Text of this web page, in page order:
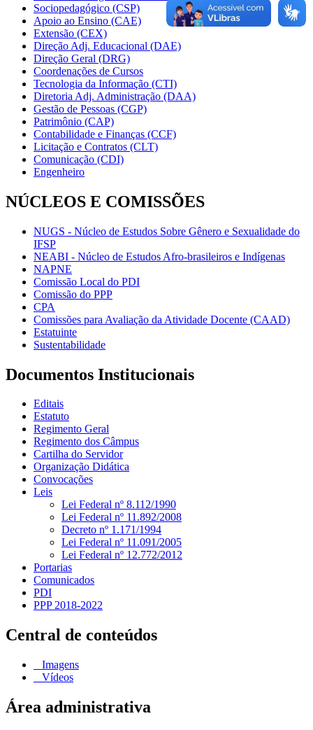
Sociopedagógico (CSP)
Apoio ao Ensino (CAE)
Extensão (CEX)
Direção Adj. Educacional (DAE)
Direção Geral (DRG)
Coordenações de Cursos
Tecnologia da Informação (CTI)
Diretoria Adj. Administração (DAA)
Gestão de Pessoas (CGP)
Patrimônio (CAP)
Contabilidade e Finanças (CCF)
Licitação e Contratos (CLT)
Comunicação (CDI)
Engenheiro
NÚCLEOS E COMISSÕES
NUGS - Núcleo de Estudos Sobre Gênero e Sexualidade do
IFSP
NEABI - Núcleo de Estudos Afro-brasileiros e Indígenas
NAPNE
Comissão Local do PDI
Comissão do PPP
CPA
Comissões para Avaliação da Atividade Docente (CAAD)
Estatuinte
Sustentabilidade
Documentos Institucionais
Editais
Estatuto
Regimento Geral
Regimento dos Câmpus
Cartilha do Servidor
Organização Didática
Convocações
Leis
Lei Federal nº 8.112/1990
Lei Federal nº 11.892/2008
Decreto nº 1.171/1994
Lei Federal nº 11.091/2005
Lei Federal nº 12.772/2012
Portarias
Comunicados
PDI
PPP 2018-2022
Central de conteúdos
Imagens
Vídeos
Área administrativa